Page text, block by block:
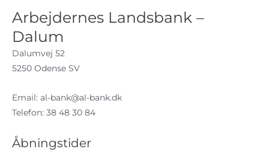
Arbejdernes Landsbank –
Dalum
Dalumvej 52
5250 Odense SV
Email: al-bank@al-bank.dk
Telefon: 38 48 30 84
Åbningstider